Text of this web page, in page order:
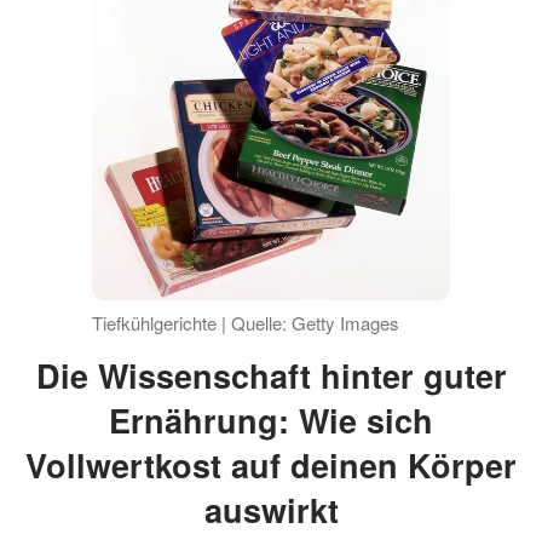
Tiefkühlgerichte | Quelle: Getty Images
Die Wissenschaft hinter guter
Ernährung: Wie sich
Vollwertkost auf deinen Körper
auswirkt